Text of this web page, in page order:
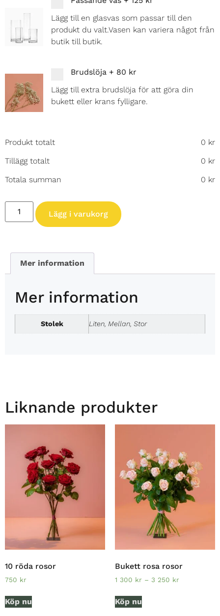
Lägg till en glasvas som passar till den
produkt du valt.Vasen kan variera något från
butik till butik.
Brudslöja + 80 kr
Lägg till extra brudslöja för att göra din
bukett eller krans fylligare.
Produkt totalt 0 kr
Tillägg totalt 0 kr
Totala summan 0 kr
Lägg i varukorg
Mer information
Mer information
Stolek Liten, Mellan, Stor
Liknande produkter
10 röda rosor
750 kr
Köp nu
Bukett rosa rosor
1 300 kr – 3 250 kr
Köp nu